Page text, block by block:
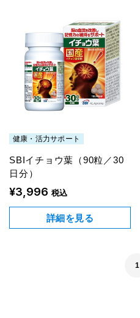
健康・活力サポート
SBIイチョウ葉（90粒／30
日分）
¥3,996 税込
詳細を見る
1